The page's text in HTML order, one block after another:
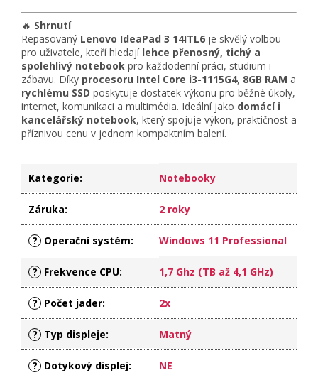
🔥 Shrnutí
Repasovaný Lenovo IdeaPad 3 14ITL6 je skvělý volbou
pro uživatele, kteří hledají lehce přenosný, tichý a
spolehlivý notebook pro každodenní práci, studium i
zábavu. Díky procesoru Intel Core i3-1115G4, 8GB RAM a
rychlému SSD poskytuje dostatek výkonu pro běžné úkoly,
internet, komunikaci a multimédia. Ideální jako domácí i
kancelářský notebook, který spojuje výkon, praktičnost a
příznivou cenu v jednom kompaktním balení.
Kategorie: Notebooky
Záruka: 2 roky
? Operační systém: Windows 11 Professional
? Frekvence CPU: 1,7 Ghz (TB až 4,1 GHz)
? Počet jader: 2x
? Typ displeje: Matný
? Dotykový displej: NE